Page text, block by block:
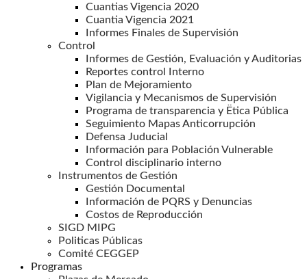
Cuantias Vigencia 2020
Cuantia Vigencia 2021
Informes Finales de Supervisión
Control
Informes de Gestión, Evaluación y Auditorias
Reportes control Interno
Plan de Mejoramiento
Vigilancia y Mecanismos de Supervisión
Programa de transparencia y Ëtica Pública
Seguimiento Mapas Anticorrupción
Defensa Juducial
Información para Población Vulnerable
Control disciplinario interno
Instrumentos de Gestión
Gestión Documental
Información de PQRS y Denuncias
Costos de Reproducción
SIGD MIPG
Politicas Públicas
Comité CEGGEP
Programas